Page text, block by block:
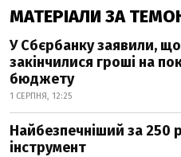
МАТЕРІАЛИ ЗА
У Сбєрбанку заявили, що
закінчилися гроші на
бюджету
1 СЕРПНЯ, 12:25
Найбезпечніший за 250
інструмент